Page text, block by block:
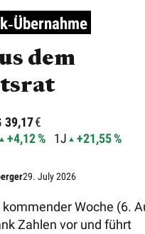
dem
39,17€
+4,12 % 1J +21,55 %
29. July 2026
Woche (6.
Zahlen vor und führt